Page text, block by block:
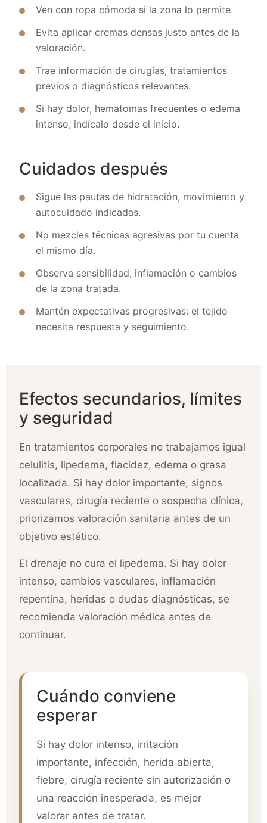
Ven con ropa cómoda si la zona lo permite.
Evita aplicar cremas densas justo antes de la
valoración.
Trae información de cirugías, tratamientos
previos o diagnósticos relevantes.
Si hay dolor, hematomas frecuentes o edema
intenso, indícalo desde el inicio.
Cuidados después
Sigue las pautas de hidratación, movimiento y
autocuidado indicadas.
No mezcles técnicas agresivas por tu cuenta
el mismo día.
Observa sensibilidad, inflamación o cambios
de la zona tratada.
Mantén expectativas progresivas: el tejido
necesita respuesta y seguimiento.
Efectos secundarios, límites
y seguridad
En tratamientos corporales no trabajamos igual
celulitis, lipedema, flacidez, edema o grasa
localizada. Si hay dolor importante, signos
vasculares, cirugía reciente o sospecha clínica,
priorizamos valoración sanitaria antes de un
objetivo estético.
El drenaje no cura el lipedema. Si hay dolor
intenso, cambios vasculares, inflamación
repentina, heridas o dudas diagnósticas, se
recomienda valoración médica antes de
continuar.
Cuándo conviene
esperar
Si hay dolor intenso, irritación
importante, infección, herida abierta,
fiebre, cirugía reciente sin autorización o
una reacción inesperada, es mejor
valorar antes de tratar.